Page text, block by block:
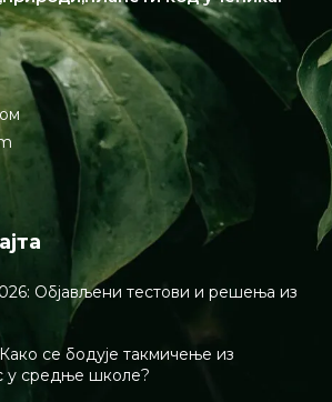
портал намењен
Циљ нам је да кроз
времена пренесемо љубав
код ученика.